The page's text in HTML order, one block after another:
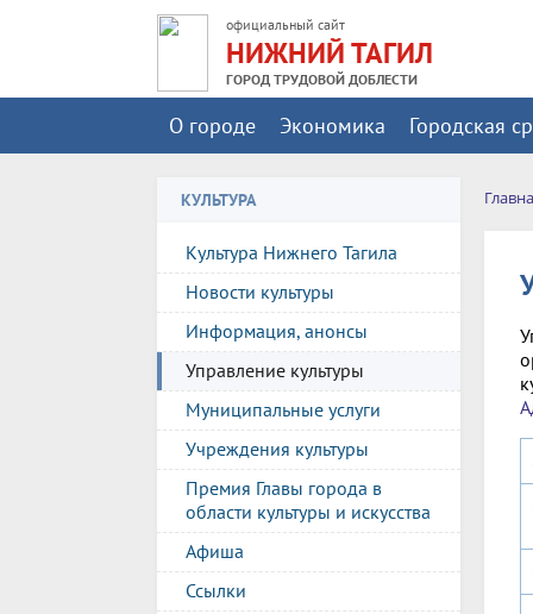
официальный сайт
НИЖНИЙ ТАГИЛ
ГОРОД ТРУДОВОЙ ДОБЛЕСТИ
О городе Экономика Городская
КУЛЬТУРА
Культура Нижнего Тагила
Новости культуры
Информация, анонсы
Управление культуры
Муниципальные услуги
Учреждения культуры
Премия Главы города в
области культуры и искусства
Афиша
Ссылки